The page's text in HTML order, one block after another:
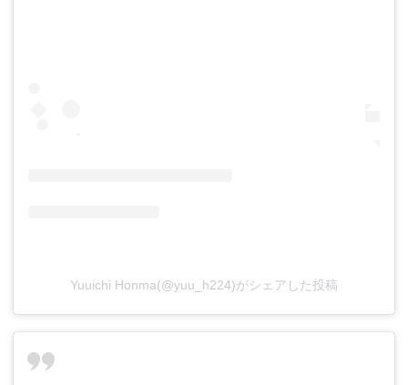
Yuuichi Honma(@yuu_h224)がシェアした投稿